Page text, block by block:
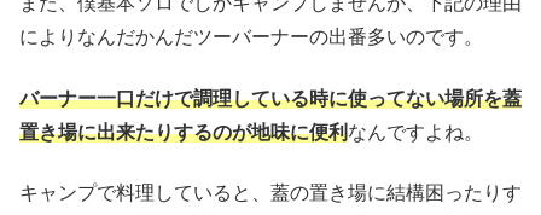
によりなんだかんだツーバーナーの出番多いのです。
バーナー一口だけで調理している時に使ってない場所を蓋
置き場に出来たりするのが地味に便利なんですよね。
キャンプで料理していると、蓋の置き場に結構困ったりす